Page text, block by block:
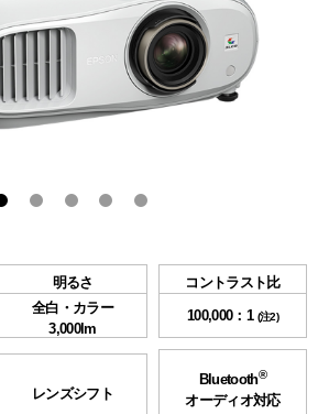
明るさ
全白・カラー
3,000lm
コントラスト比
100,000：1 (注2)
レンズシフト
Bluetooth®
オーディオ対応